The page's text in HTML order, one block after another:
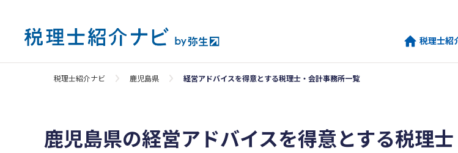
税理士紹
税理士紹介ナビ 鹿児島県 経営アドバイスを得意とする税理士・会計事務所一覧
鹿児島県の経営アドバイスを得意とする税理